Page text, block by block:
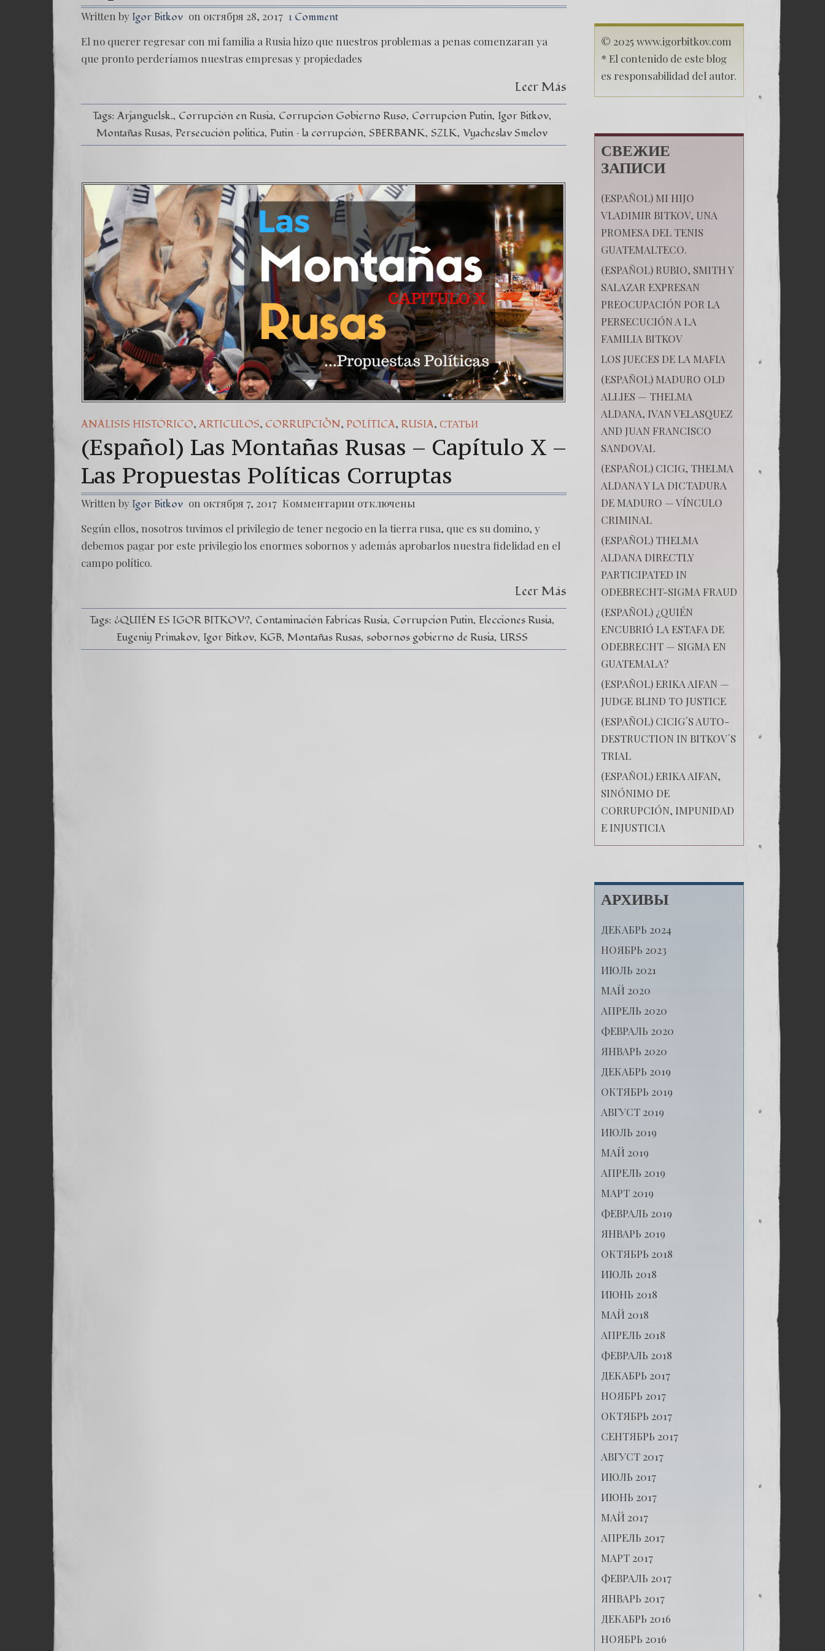
Written by Igor Bitkov on октября 28, 2017 1 Comment
El no querer regresar con mi familia a Rusia hizo que nuestros problemas a penas comenzaran ya
que pronto perderíamos nuestras empresas y propiedades
Leer Más
Tags: Arjanguelsk. Corrupción en Rusia Corrupcion Gobierno Ruso Corrupcion Putin Igor Bitkov
Montañas Rusas Persecución politica Putin – la corrupción SBERBANK SZLK Vyacheslav Smelov
ANÁLISIS HISTÓRICO, ARTICULOS, CORRUPCIÒN, POLÍTICA, RUSIA, СТАТЬИ
(Español) Las Montañas Rusas – Capítulo X –
Las Propuestas Políticas Corruptas
Written by Igor Bitkov on октября 7, 2017 Комментарии
(Español)
Montañas
Rusas
Capítulo
Propuestas
Políticas
отключены
Según ellos, nosotros tuvimos el privilegio de tener negocio en la tierra rusa, que es su domino, y
debemos pagar por este privilegio los enormes sobornos y además aprobarlos nuestra fidelidad en el
campo político.
Leer Más
Tags: ¿QUIÉN ES IGOR BITKOV? Contaminación Fabricas Rusia Corrupcion Putin Elecciones Rusia
Eugeniy Primakov Igor Bitkov KGB Montañas Rusas sobornos gobierno de Rusia URSS
© 2025 www.igorbitkov.com
* El contenido de este blog
es responsabilidad del autor.
СВЕЖИЕ
ЗАПИСИ
(ESPAÑOL) MI HIJO
VLADIMIR BITKOV, UNA
PROMESA DEL TENIS
GUATEMALTECO.
(ESPAÑOL) RUBIO, SMITH Y
SALAZAR EXPRESAN
PREOCUPACIÓN POR LA
PERSECUCIÓN A LA
FAMILIA BITKOV
LOS JUECES DE LA MAFIA
(ESPAÑOL) MADURO OLD
ALLIES — THELMA
ALDANA, IVAN VELASQUEZ
AND JUAN FRANCISCO
SANDOVAL
(ESPAÑOL) CICIG, THELMA
ALDANA Y LA DICTADURA
DE MADURO — VÍNCULO
CRIMINAL
(ESPAÑOL) THELMA
ALDANA DIRECTLY
PARTICIPATED IN
ODEBRECHT-SIGMA FRAUD
(ESPAÑOL) ¿QUIÉN
ENCUBRIÓ LA ESTAFA DE
ODEBRECHT — SIGMA EN
GUATEMALA?
(ESPAÑOL) ERIKA AIFAN —
JUDGE BLIND TO JUSTICE
(ESPAÑOL) CICIG´S AUTO-
DESTRUCTION IN BITKOV´S
TRIAL
(ESPAÑOL) ERIKA AIFAN,
SINÓNIMO DE
CORRUPCIÓN, IMPUNIDAD
E INJUSTICIA
АРХИВЫ
ДЕКАБРЬ 2024
НОЯБРЬ 2023
ИЮЛЬ 2021
МАЙ 2020
АПРЕЛЬ 2020
ФЕВРАЛЬ 2020
ЯНВАРЬ 2020
ДЕКАБРЬ 2019
ОКТЯБРЬ 2019
АВГУСТ 2019
ИЮЛЬ 2019
МАЙ 2019
АПРЕЛЬ 2019
МАРТ 2019
ФЕВРАЛЬ 2019
ЯНВАРЬ 2019
ОКТЯБРЬ 2018
ИЮЛЬ 2018
ИЮНЬ 2018
МАЙ 2018
АПРЕЛЬ 2018
ФЕВРАЛЬ 2018
ДЕКАБРЬ 2017
НОЯБРЬ 2017
ОКТЯБРЬ 2017
СЕНТЯБРЬ 2017
АВГУСТ 2017
ИЮЛЬ 2017
ИЮНЬ 2017
МАЙ 2017
АПРЕЛЬ 2017
МАРТ 2017
ФЕВРАЛЬ 2017
ЯНВАРЬ 2017
ДЕКАБРЬ 2016
НОЯБРЬ 2016